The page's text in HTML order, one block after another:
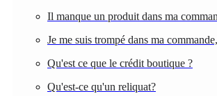
Il manque un produit dans ma
Je me suis trompé dans ma
Qu'est ce que le crédit boutique ?
Qu'est-ce qu'un reliquat?